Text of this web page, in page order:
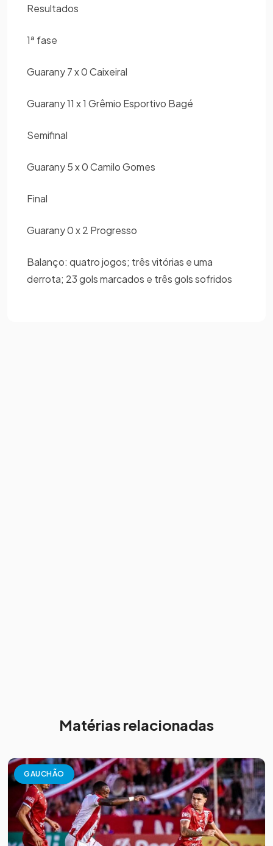
Resultados
1ª fase
Guarany 7 x 0 Caixeiral
Guarany 11 x 1 Grêmio Esportivo Bagé
Semifinal
Guarany 5 x 0 Camilo Gomes
Final
Guarany 0 x 2 Progresso
Balanço: quatro jogos; três vitórias e uma
derrota; 23 gols marcados e três gols sofridos
Matérias relacionadas
GAUCHÃO